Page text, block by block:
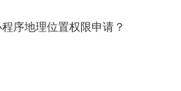
序地理位置权限申请？